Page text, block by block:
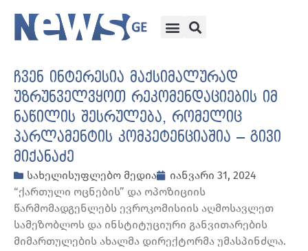
ჩვენ ინტერესია მაქსიმალურად
უზრუნველვყოთ რეკომენდაციების იმ
ნაწილის შესრულება, რომელიც
პარლამენტის კომპეტენციაშია – გივი
მიქანაძე
სახელისუფლებო მედია
იანვარი 31, 2024
“ქართული ოცნების” და ოპოზიციის
წარმომადგენლებს ევროკომისიის აღმოსავლეთ
სამეზობლოს და ინსტიტუციური განვითარების
მიმართულების ახალმა დირექტორმა უმასპინძლა.